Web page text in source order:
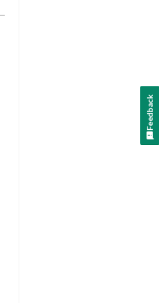
Feedback